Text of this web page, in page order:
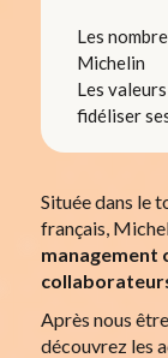
Les
Michelin
Les
fidéliser
Située dans le
français,
management
Après nous
découvrez les